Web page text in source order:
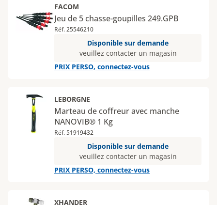
FACOM
Jeu de 5 chasse-goupilles 249.GPB
Réf. 25546210
Disponible sur demande
veuillez contacter un magasin
PRIX PERSO, connectez-vous
LEBORGNE
Marteau de coffreur avec manche
NANOVIB® 1 Kg
Réf. 51919432
Disponible sur demande
veuillez contacter un magasin
PRIX PERSO, connectez-vous
XHANDER